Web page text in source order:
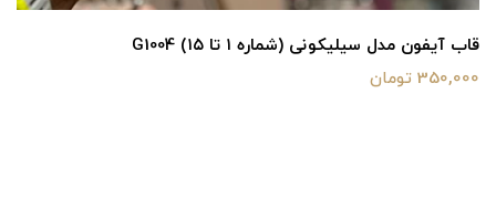
قاب آیفون مدل سیلیکونی (شماره ۱ تا ۱۵) G1004
350,000 تومان